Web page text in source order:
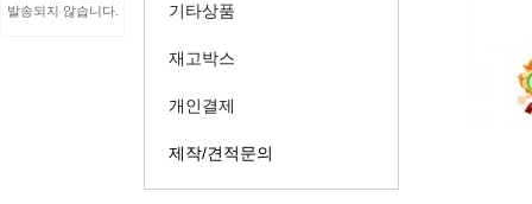
발송되지 않습니다.
기타상품
재고박스
개인결제
제작/견적문의